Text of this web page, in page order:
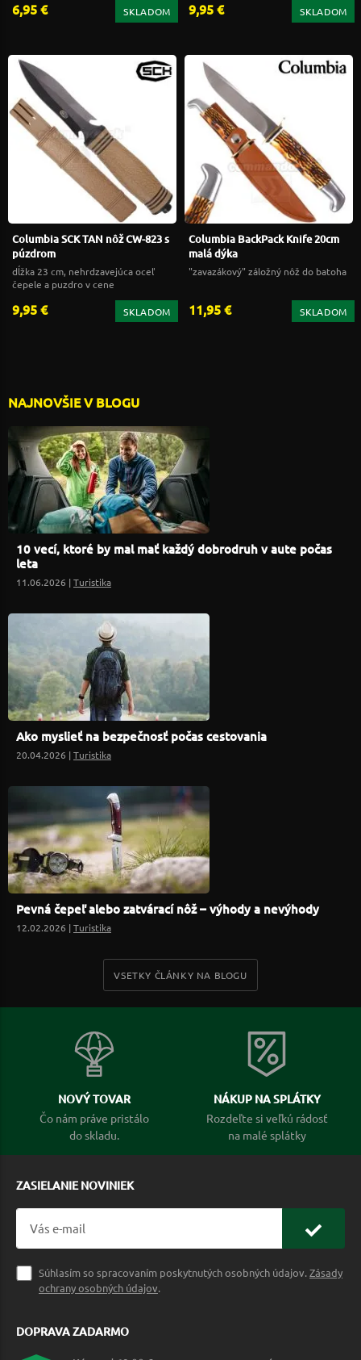
6,95 € SKLADOM 9,95 € SKLADOM
Columbia SCK TAN nôž CW-823 s
púzdrom
dĺžka 23 cm, nehrdzavejúca oceľ
čepele a puzdro v cene
9,95 € SKLADOM
Columbia BackPack Knife 20cm
malá dýka
"zavazákový" záložný nôž do batoha
11,95 € SKLADOM
NAJNOVŠIE V BLOGU
10 vecí, ktoré by mal mať každý dobrodruh v aute počas
leta
11.06.2026 |Turistika
Ako myslieť na bezpečnosť počas cestovania
20.04.2026 |Turistika
Pevná čepeľ alebo zatvárací nôž – výhody a nevýhody
12.02.2026 |Turistika
VSETKY ČLÁNKY NA BLOGU
NOVÝ TOVAR
Čo nám práve pristálo
do skladu.
NÁKUP NA SPLÁTKY
Rozdeľte si veľkú rádosť
na malé splátky
ZASIELANIE NOVINIEK
Súhlasím so spracovaním poskytnutých osobných údajov.Zásady
ochrany osobných údajov.
DOPRAVA ZADARMO